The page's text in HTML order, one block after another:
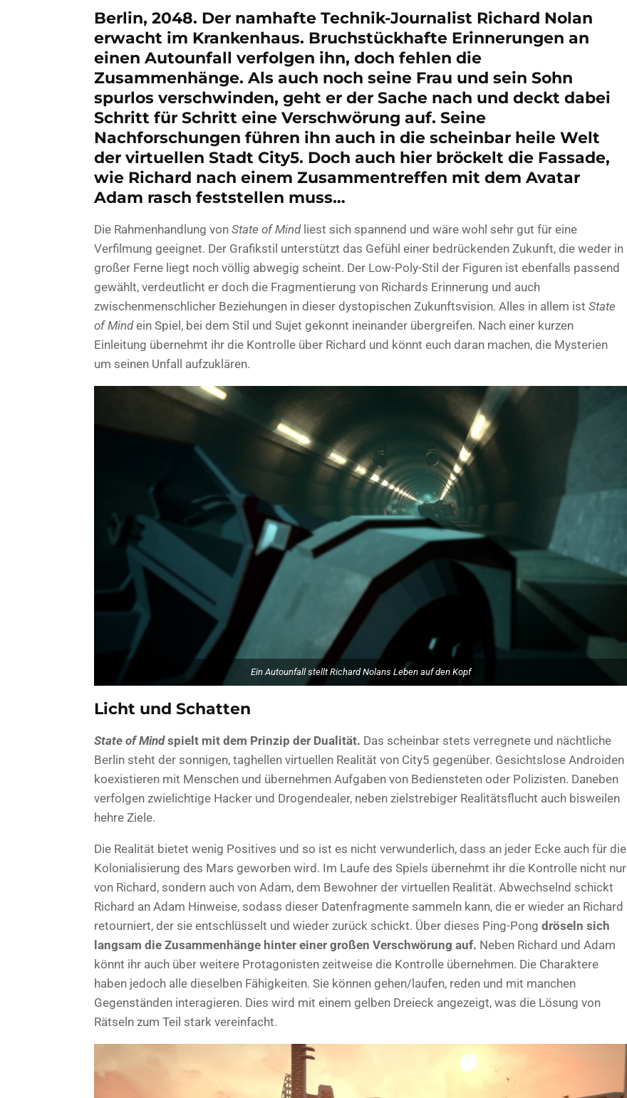
Berlin, 2048. Der namhafte Technik-Journalist Richard Nolan
erwacht im Krankenhaus. Bruchstückhafte Erinnerungen an
einen Autounfall verfolgen ihn, doch fehlen die
Zusammenhänge. Als auch noch seine Frau und sein Sohn
spurlos verschwinden, geht er der Sache nach und deckt dabei
Schritt für Schritt eine Verschwörung auf. Seine
Nachforschungen führen ihn auch in die scheinbar heile Welt
der virtuellen Stadt City5. Doch auch hier bröckelt die Fassade,
wie Richard nach einem Zusammentreffen mit dem Avatar
Adam rasch feststellen muss…
Die Rahmenhandlung von State of Mindliest sich spannend und wäre wohl sehr gut für eine
Verfilmung geeignet. Der Grafikstil unterstützt das Gefühl einer bedrückenden Zukunft, die weder in
großer Ferne liegt noch völlig abwegig scheint. Der Low-Poly-Stil der Figuren ist ebenfalls passend
gewählt, verdeutlicht er doch die Fragmentierung von Richards Erinnerung und auch
zwischenmenschlicher Beziehungen in dieser dystopischen Zukunftsvision. Alles in allem ist State
of Mindein Spiel, bei dem Stil und Sujet gekonnt ineinander übergreifen. Nach einer kurzen
Einleitung übernehmt ihr die Kontrolle über Richard und könnt euch daran machen, die Mysterien
um seinen Unfall aufzuklären.
Ein Autounfall stellt Richard Nolans Leben auf den Kopf
Licht und Schatten
State of Mindspielt mit dem Prinzip der Dualität. Das scheinbar stets verregnete und nächtliche
Berlin steht der sonnigen, taghellen virtuellen Realität von City5 gegenüber. Gesichtslose Androiden
koexistieren mit Menschen und übernehmen Aufgaben von Bediensteten oder Polizisten. Daneben
verfolgen zwielichtige Hacker und Drogendealer, neben zielstrebiger Realitätsflucht auch bisweilen
hehre Ziele.
Die Realität bietet wenig Positives und so ist es nicht verwunderlich, dass an jeder Ecke auch für die
Kolonialisierung des Mars geworben wird. Im Laufe des Spiels übernehmt ihr die Kontrolle nicht nur
von Richard, sondern auch von Adam, dem Bewohner der virtuellen Realität. Abwechselnd schickt
Richard an Adam Hinweise, sodass dieser Datenfragmente sammeln kann, die er wieder an Richard
retourniert, der sie entschlüsselt und wieder zurück schickt. Über dieses Ping-Pong dröseln sich
langsam die Zusammenhänge hinter einer großen Verschwörung auf. Neben Richard und Adam
könnt ihr auch über weitere Protagonisten zeitweise die Kontrolle übernehmen. Die Charaktere
haben jedoch alle dieselben Fähigkeiten. Sie können gehen/laufen, reden und mit manchen
Gegenständen interagieren. Dies wird mit einem gelben Dreieck angezeigt, was die Lösung von
Rätseln zum Teil stark vereinfacht.